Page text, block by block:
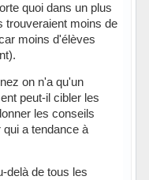
quoi dans un plus
trouveraient moins de
moins d'élèves
on n'a qu'un
peut-il cibler les
les conseils
a tendance à
delà de tous les